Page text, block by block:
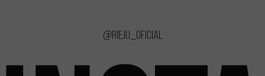
@rieju_oficial